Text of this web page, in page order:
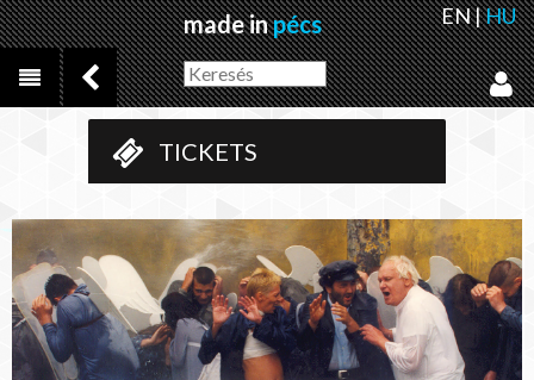
made inpécs EN|HU
TICKETS